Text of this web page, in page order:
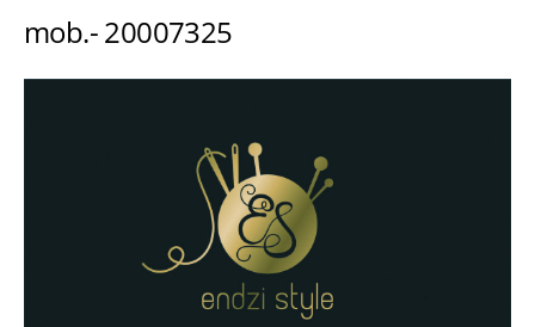
mob.- 20007325